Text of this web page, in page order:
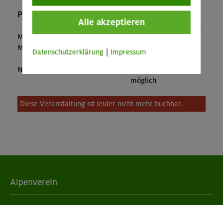
Preise:
Mitglieder:
153,00 €
Mitglieder anderer Sektion:
Nichtmitglieder:
möglich
Diese Veranstaltung ist leider nicht mehr buchbar.
Alpenverein
Alle akzeptieren
Datenschutzerklärung Impressum